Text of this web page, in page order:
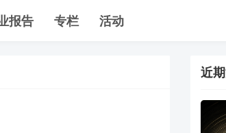
报告 专栏 活动
近